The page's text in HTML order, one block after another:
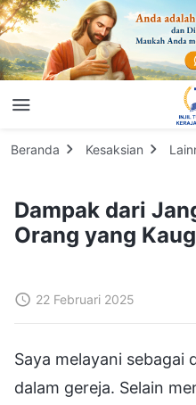
Beranda Kesaksian
Dampak dari
Orang yang
22 Februari 2025
Saya melayani sebagai
dalam gereja. Selain